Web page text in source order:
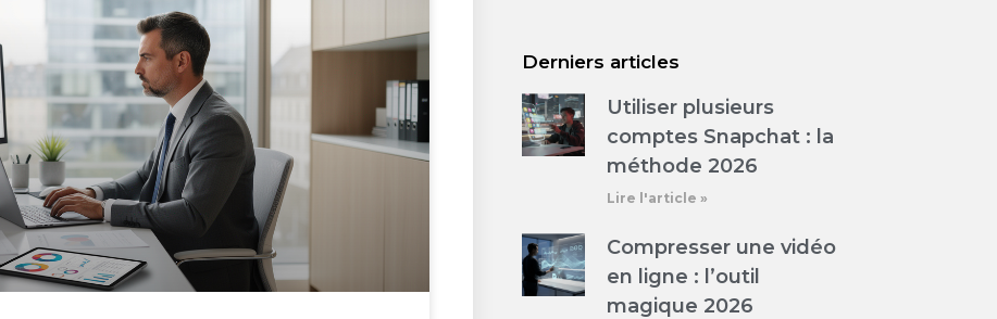
Derniers articles
Utiliser plusieurs
comptes Snapchat : la
méthode 2026
Lire l'article »
Compresser une vidéo
en ligne : l’outil
magique 2026